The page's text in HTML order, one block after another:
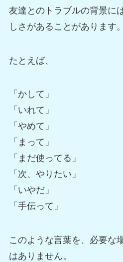
友達とのトラブルの背景に
しさがあることがあります。
たとえば、
「かして」
「いれて」
「やめて」
「まって」
「まだ使ってる」
「次、やりたい」
「いやだ」
「手伝って」
このような言葉を、必要な
はありません。